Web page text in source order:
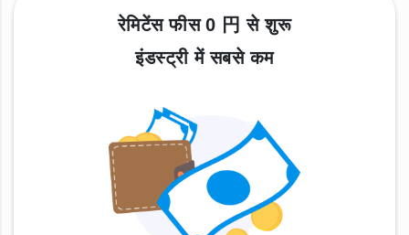
रेमिटेंस फीस 0 円 से शुरू
इंडस्ट्री में सबसे कम